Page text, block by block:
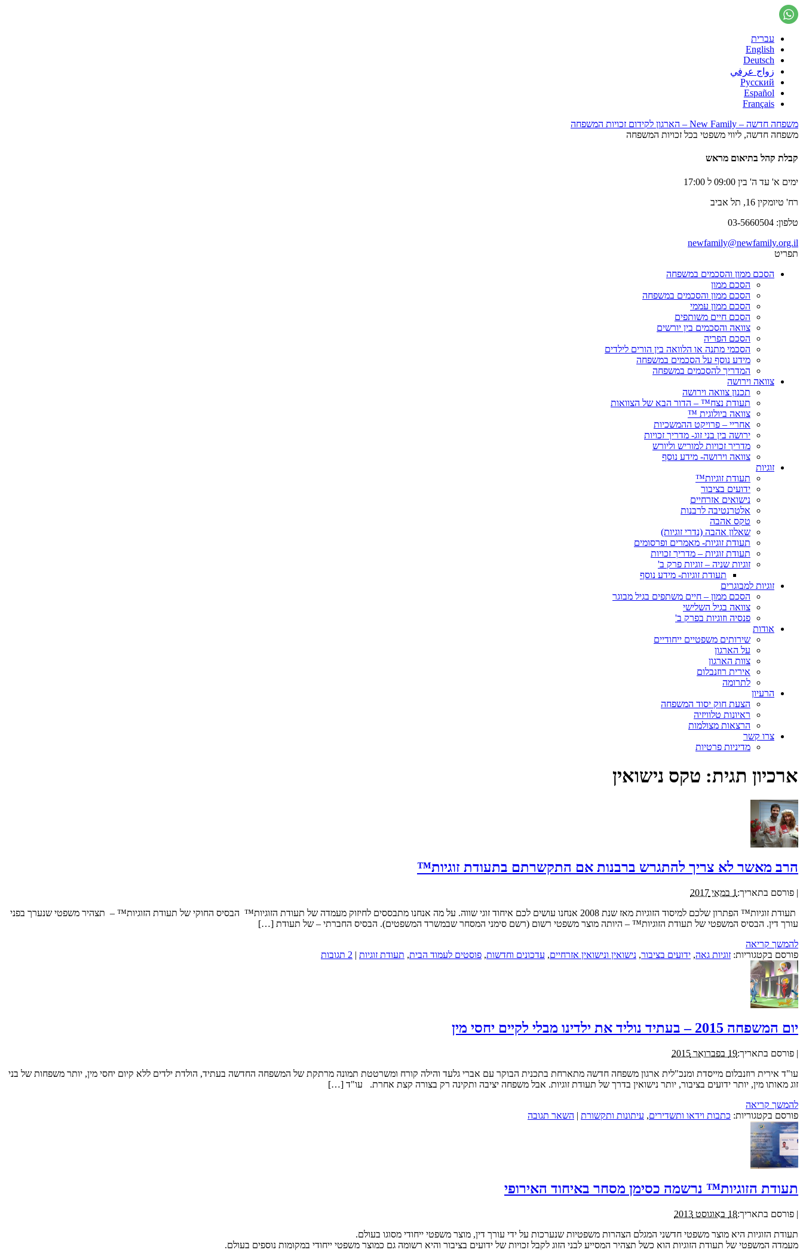
עברית
English
Deutsch
زواج عرفي
Русский
Español
Français
משפחה חדשה – New Family – הארגון לקידום זכויות המשפחה
משפחה חדשה, ליווי משפטי בכל זכויות המשפחה
קבלת קהל בתיאום מראש
ימים א' עד ה' בין 09:00 ל 17:00
רח' טיומקין 16, תל אביב
טלפון: 03-5660504
newfamily@newfamily.org.il
תפריט
הסכם ממון והסכמים במשפחה
הסכם ממון
הסכם ממון והסכמים במשפחה
הסכם ממון עממי
הסכם חיים משותפים
צוואה והסכמים בין יורשים
הסכם הפריה
הסכמי מתנה או הלוואה בין הורים לילדים
מידע נוסף על הסכמים במשפחה
המדריך להסכמים במשפחה
צוואה וירושה
תכנון צוואה וירושה
תעודת נצח™ – הדור הבא של הצוואות
צוואה ביולוגית ™
אחריי – פרויקט ההמשכיות
ירושה בין בני זוג- מדריך זכויות
מדריך זכויות למוריש וליורש
צוואה וירושה- מידע נוסף
זוגיות
תעודת זוגיות™
ידועים בציבור
נישואים אזרחיים
אלטרנטיבה לרבנות
טקס אהבה
שאלון אהבה (נדרי זוגיות)
תעודת זוגיות- מאמרים ופרסומים
תעודת זוגיות – מדריך זכויות
זוגיות שניה – זוגיות פרק ב'
תעודת זוגיות- מידע נוסף
זוגיות למבוגרים
הסכם ממון – חיים משתפים בגיל מבוגר
צוואה בגיל השלישי
פנסיה וזוגיות בפרק ב'
אודות
שירותים משפטיים ייחודיים
על הארגון
צוות הארגון
אירית רוזנבלום
לתרומה
הרעיון
הצעת חוק יסוד המשפחה
ראיונות טלוויזיה
הרצאות מצולמות
צרו קשר
מדיניות פרטיות
ארכיון תגית: טקס נישואין
הרב מאשר לא צריך להתגרש ברבנות אם התקשרתם בתעודת זוגיות™
| פורסם בתאריך: 1 במאי 2017
תעודת זוגיות™ הפתרון שלכם למיסוד הזוגיות מאז שנת 2008 אנחנו עושים לכם איחוד זוגי שווה. על מה אנחנו מתבססים לחיזוק מעמדה של תעודת הזוגיות™ הבסיס החוקי של תעודת הזוגיות™ – תצהיר משפטי שנערך בפני
עורך דין. הבסיס המשפטי של תעודת הזוגיות™ – היותה מוצר משפטי רשום (רשם סימני המסחר שבמשרד המשפטים). הבסיס החברתי – של תעודת […]
להמשך קריאה
פורסם בקטגוריות: זוגיות גאה, ידועים בציבור, נישואין ונישואין אזרחיים, עדכונים וחדשות, פוסטים לעמוד הבית, תעודת זוגיות | 2 תגובות
יום המשפחה 2015 – בעתיד נוליד את ילדינו מבלי לקיים יחסי מין
| פורסם בתאריך:19 בפברואר 2015
עו"ד אירית רוזנבלום מייסדת ומנכ"לית ארגון משפחה חדשה מתארחת בתכנית הבוקר עם אברי גלעד והילה קורח ומשרטטת תמונה מרתקת של המשפחה החדשה בעתיד, הולדת ילדים ללא קיום יחסי מין, יותר משפחות של בני
זוג מאותו מין, יותר ידועים בציבור, יותר נישואין בדרך של תעודת זוגיות. אבל משפחה יציבה ותקינה רק בצורה קצת אחרת. עו"ד […]
להמשך קריאה
פורסם בקטגוריות: כתבות וידאו ותשדירים, עיתונות ותקשורת | השאר תגובה
תעודת הזוגיות™ נרשמה כסימן מסחר באיחוד האירופי
| פורסם בתאריך:18 באוגוסט 2013
תעודת הזוגיות היא מוצר משפטי חדשני המגלם הצהרות משפטיות שנערכות על ידי עורך דין, מוצר משפטי ייחודי מסוגו בעולם.
מעמדה המשפטי של תעודת הזוגיות הוא כשל תצהיר המסייע לבני הזוג לקבל זכויות של ידועים בציבור והיא רשומה גם כמוצר משפטי ייחודי במקומות נוספים בעולם.